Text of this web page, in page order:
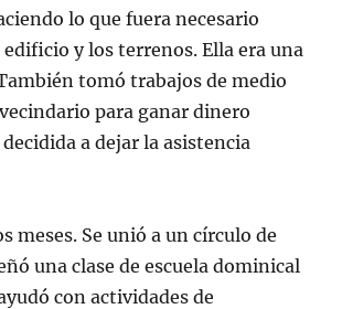
lo que fuera necesario
y los terrenos. Ella era una
tomó trabajos de medio
para ganar dinero
a dejar la asistencia
meses. Se unió a un círculo de
una clase de escuela dominical
con actividades de